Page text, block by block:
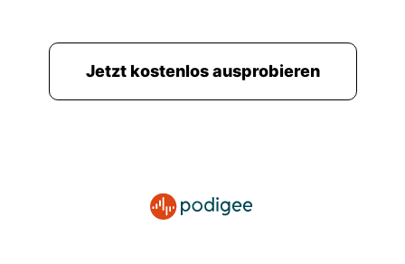
Jetzt kostenlos ausprobieren